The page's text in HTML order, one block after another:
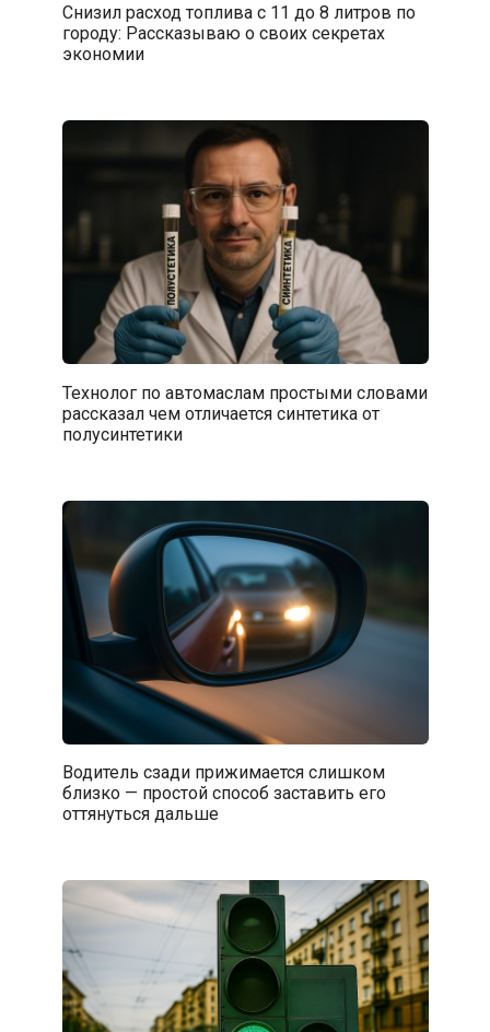
Снизил расход топлива с 11 до 8 литров по
городу: Рассказываю о своих секретах
экономии
Технолог по автомаслам простыми словами
рассказал чем отличается синтетика от
полусинтетики
Водитель сзади прижимается слишком
близко — простой способ заставить его
оттянуться дальше